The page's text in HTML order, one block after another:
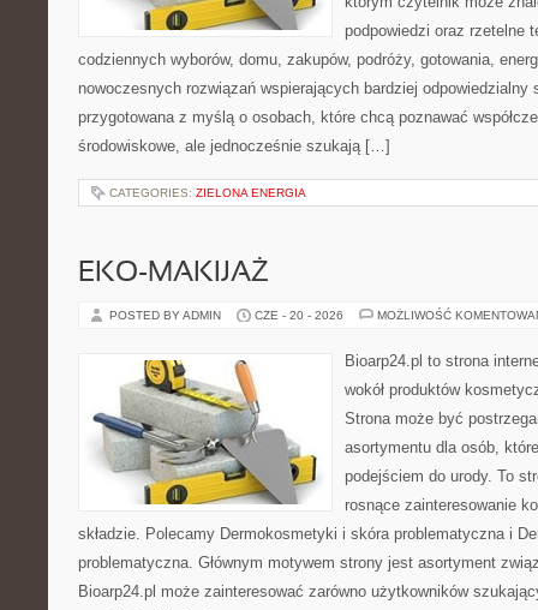
podpowiedzi oraz rzetelne
codziennych wyborów, domu, zakupów, podróży, gotowania,
nowoczesnych rozwiązań wspierających bardziej odpowiedzialny
przygotowana z myślą o osobach, które chcą poznawać
środowiskowe, ale jednocześnie szukają […]
CATEGORIES: ZIELONA ENERGIA
EKO-MAKIJAŻ
POSTED BY ADMIN CZE - 20 - 2026 MOŻLIWOŚĆ
Bioarp24.pl to strona
wokół produktów
Strona może być
asortymentu dla osób,
podejściem do urody. To
rosnące zainteresowanie
składzie. Polecamy Dermokosmetyki i skóra problematyczna i
problematyczna. Głównym motywem strony jest asortyment
Bioarp24.pl może zainteresować zarówno użytkowników